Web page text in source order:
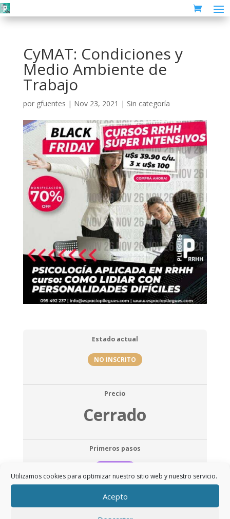
Utilizamos cookies para optimizar nuestro sitio web y nuestro servicio.
Acepto
CyMAT: Condiciones y
Medio Ambiente de
Trabajo
por gfuentes | Nov 23, 2021 | Sin categoría
Estado actual
NO INSCRITO
Precio
Cerrado
Primeros pasos
CyMat